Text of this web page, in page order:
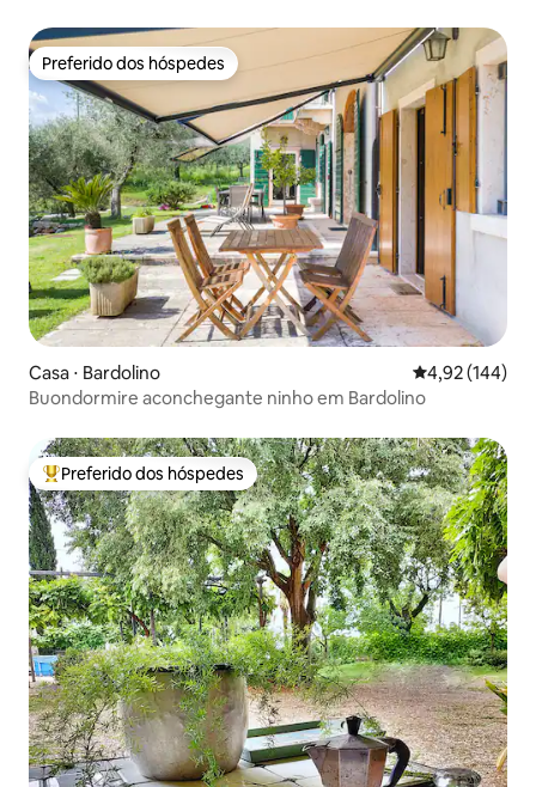
Preferido dos hóspedes
Preferido dos hóspedes
Casa ⋅ Bardolino 4,92 de uma
4,92 (144)
Buondormire aconchegante ninho em Bardolino
Entre os melhores preferidos dos hóspedes
Preferido dos hóspedes